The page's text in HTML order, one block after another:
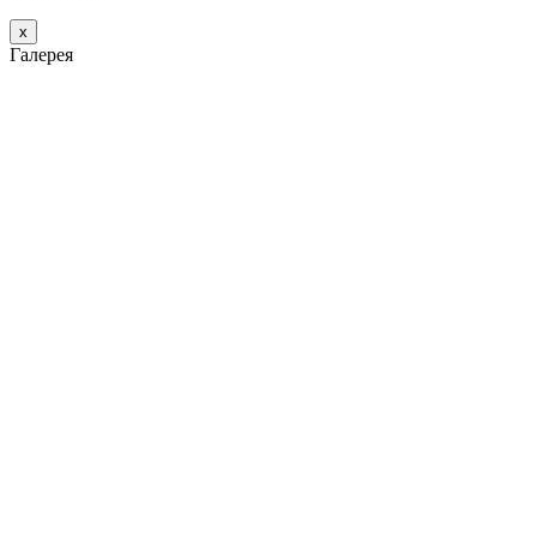
х
Галерея